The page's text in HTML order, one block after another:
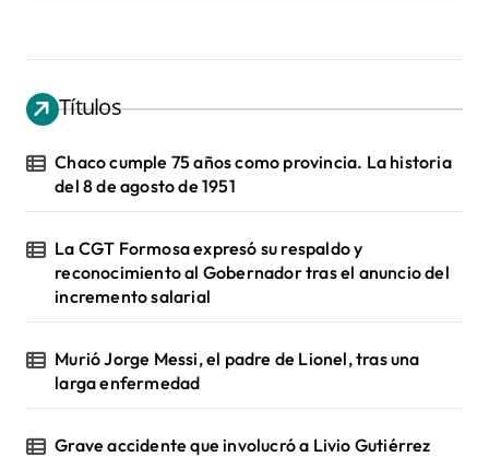
Títulos
Chaco cumple 75 años como provincia. La historia
del 8 de agosto de 1951
La CGT Formosa expresó su respaldo y
reconocimiento al Gobernador tras el anuncio del
incremento salarial
Murió Jorge Messi, el padre de Lionel, tras una
larga enfermedad
Grave accidente que involucró a Livio Gutiérrez